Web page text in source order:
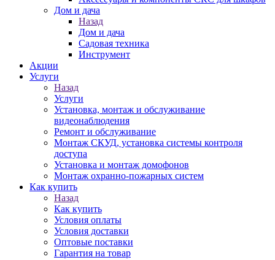
Дом и дача
Назад
Дом и дача
Садовая техника
Инструмент
Акции
Услуги
Назад
Услуги
Установка, монтаж и обслуживание
видеонаблюдения
Ремонт и обслуживание
Монтаж СКУД, установка системы контроля
доступа
Установка и монтаж домофонов
Монтаж охранно-пожарных систем
Как купить
Назад
Как купить
Условия оплаты
Условия доставки
Оптовые поставки
Гарантия на товар